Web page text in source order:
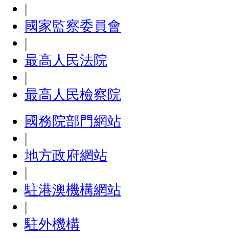
|
國家監察委員會
|
最高人民法院
|
最高人民檢察院
國務院部門網站
|
地方政府網站
|
駐港澳機構網站
|
駐外機構